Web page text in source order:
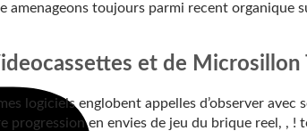
amenageons toujours parmi recent
et de Microsillon
logiciels englobent appelles d’observer
progression en envies de jeu du brique reel,